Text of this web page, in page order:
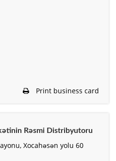
Print business card
Rəsmi Distribyutoru
Xocahəsən yolu 60